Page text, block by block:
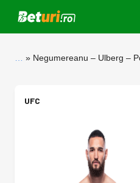
Negumereanu – Ulberg –
UFC